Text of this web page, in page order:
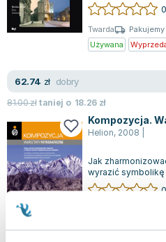
oblicze miasta, z
Twarda
Używana
62.74 zł dobry
81.00złtaniej o 18.26 zł
Kompozycja.
Helion, 2008
Jak
wyrazić
uchwycić esencję